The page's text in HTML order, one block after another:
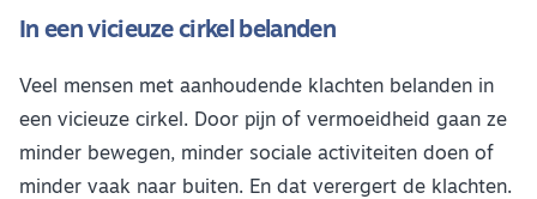
In een vicieuze cirkel belanden
Veel mensen met aanhoudende klachten belanden in
een vicieuze cirkel. Door pijn of vermoeidheid gaan ze
minder bewegen, minder sociale activiteiten doen of
minder vaak naar buiten. En dat verergert de klachten.